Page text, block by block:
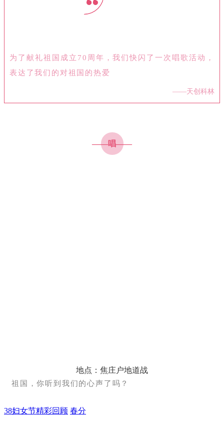
为了献礼祖国成立70周年，我们快闪了一次唱歌活动，
表达了我们的对祖国的热爱
——天创科林
——唱——
地点：焦庄户地道战
祖国，你听到我们的心声了吗？
38妇女节精彩回顾 春分